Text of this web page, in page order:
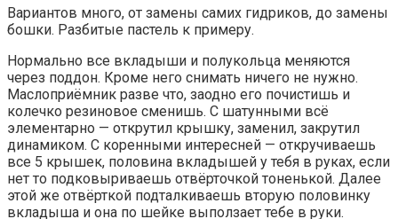
Вариантов много, от замены самих гидриков, до замены
бошки. Разбитые пастель к примеру.
Нормально все вкладыши и полукольца меняются
через поддон. Кроме него снимать ничего не нужно.
Маслоприёмник разве что, заодно его почистишь и
колечко резиновое сменишь. С шатунными всё
элементарно — открутил крышку, заменил, закрутил
динамиком. С коренными интересней — откручиваешь
все 5 крышек, половина вкладышей у тебя в руках, если
нет то подковыриваешь отвёрточкой тоненькой. Далее
этой же отвёрткой подталкиваешь вторую половинку
вкладыша и она по шейке выползает тебе в руки.